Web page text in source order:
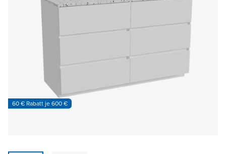
60 € Rabatt je 600 €